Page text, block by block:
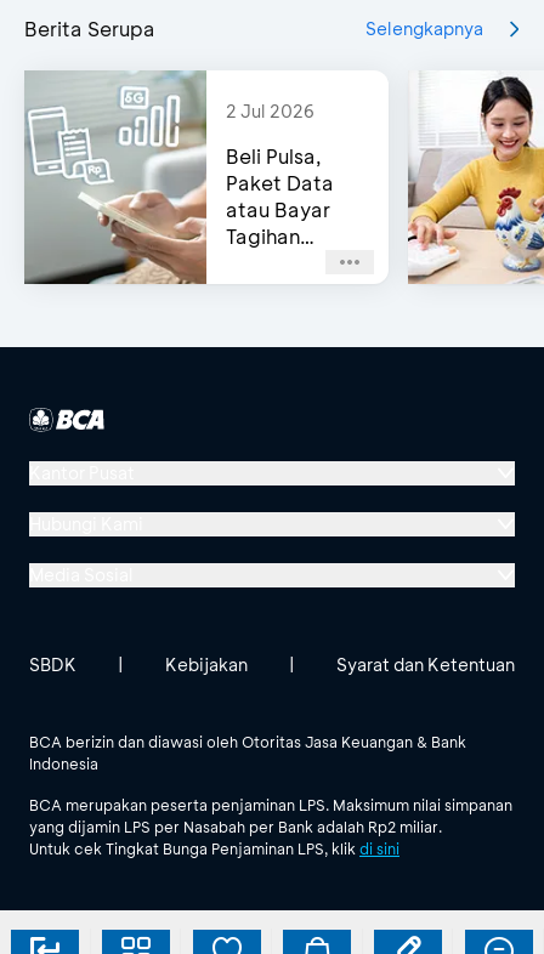
Berita Serupa Selengkapnya
2 Jul 2026
Beli Pulsa,
Paket Data
atau Bayar
Tagihan
Pascabayar?
Bisa di e-
Menara BCA, Grand Indonesia
Jl. MH Thamrin No. 1
Lihat Semua Media Sosial
BCA berizin dan diawasi oleh Otoritas Jasa Keuangan & Bank
Indonesia
BCA merupakan peserta penjaminan LPS. Maksimum nilai simpanan
yang dijamin LPS per Nasabah per Bank adalah Rp2 miliar.
Untuk cek Tingkat Bunga Penjaminan LPS, klik di sini
SBDK | Kebijakan | Syarat dan Ketentuan